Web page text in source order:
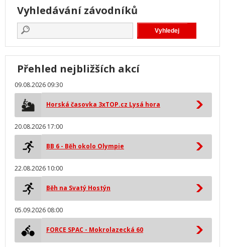
Vyhledávání závodníků
Přehled nejbližších akcí
09.08.2026 09:30
Horská časovka 3xTOP.cz Lysá hora
20.08.2026 17:00
BB 6 - Běh okolo Olympie
22.08.2026 10:00
Běh na Svatý Hostýn
05.09.2026 08:00
FORCE SPAC - Mokrolazecká 60